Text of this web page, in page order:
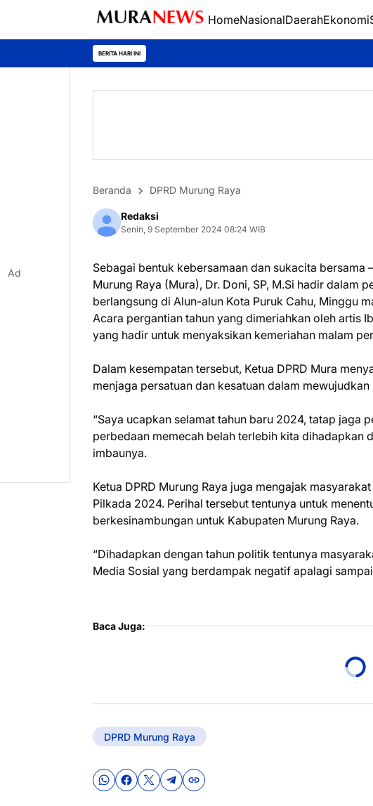
HomeNasionalDaerahEkonomi
BERITA HARI INI Polres Kapuas Juarai
Beranda DPRD Murung Raya
Redaksi
Senin, 9 September 2024 08:24 WIB
Sebagai bentuk kebersamaan dan sukacita bersama
Murung Raya (Mura), Dr. Doni, SP, M.Si hadir dalam
berlangsung di Alun-alun Kota Puruk Cahu, Minggu
Acara pergantian tahun yang dimeriahkan oleh artis
yang hadir untuk menyaksikan kemeriahan malam
Dalam kesempatan tersebut, Ketua DPRD Mura
menjaga persatuan dan kesatuan dalam
“Saya ucapkan selamat tahun baru 2024, tatap jaga
perbedaan memecah belah terlebih kita dihadapkan
imbaunya.
Ketua DPRD Murung Raya juga mengajak
Pilkada 2024. Perihal tersebut tentunya untuk
berkesinambungan untuk Kabupaten Murung Raya.
“Dihadapkan dengan tahun politik tentunya
Media Sosial yang berdampak negatif apalagi
Baca Juga:
DPRD Murung Raya
Ad